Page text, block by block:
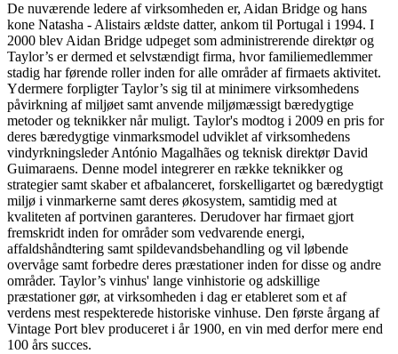
De nuværende ledere af virksomheden er, Aidan Bridge og hans
kone Natasha - Alistairs ældste datter, ankom til Portugal i 1994. I
2000 blev Aidan Bridge udpeget som administrerende direktør og
Taylor’s er dermed et selvstændigt firma, hvor familiemedlemmer
stadig har førende roller inden for alle områder af firmaets aktivitet.
Ydermere forpligter Taylor’s sig til at minimere virksomhedens
påvirkning af miljøet samt anvende miljømæssigt bæredygtige
metoder og teknikker når muligt. Taylor's modtog i 2009 en pris for
deres bæredygtige vinmarksmodel udviklet af virksomhedens
vindyrkningsleder António Magalhães og teknisk direktør David
Guimaraens. Denne model integrerer en række teknikker og
strategier samt skaber et afbalanceret, forskelligartet og bæredygtigt
miljø i vinmarkerne samt deres økosystem, samtidig med at
kvaliteten af portvinen garanteres. Derudover har firmaet gjort
fremskridt inden for områder som vedvarende energi,
affaldshåndtering samt spildevandsbehandling og vil løbende
overvåge samt forbedre deres præstationer inden for disse og andre
områder. Taylor’s vinhus' lange vinhistorie og adskillige
præstationer gør, at virksomheden i dag er etableret som et af
verdens mest respekterede historiske vinhuse. Den første årgang af
Vintage Port blev produceret i år 1900, en vin med derfor mere end
100 års succes.